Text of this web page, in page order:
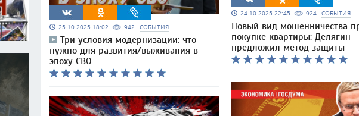
25.10.2025 18:02 942 СОБЫТИЯ
Три условия модернизации: что
нужно для развития/выживания в
эпоху СВО
24.10.2025 22:45 924 СОБЫТИЯ
Новый вид мошенничества
покупке квартиры: Делягин
предложил метод защиты